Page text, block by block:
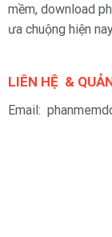
mềm, download
ưa chuộng hiện
LIÊN HỆ &
Email: